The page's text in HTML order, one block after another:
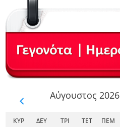
Αύγουστος 2026
ΚΥΡ ΔΕΥ ΤΡΊ ΤΕΤ ΠΈΜ